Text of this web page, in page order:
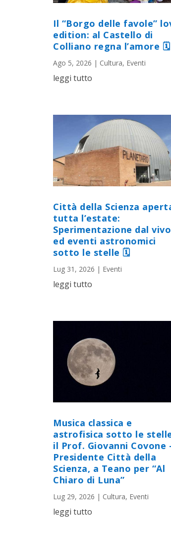
Il “Borgo delle favole”
edition: al Castello di
Colliano regna l’amore 🗓
Ago 5, 2026 | Cultura, Eventi
leggi tutto
Città della Scienza
tutta l’estate:
Sperimentazione dal vivo
ed eventi astronomici
sotto le stelle 🗓
Lug 31, 2026 | Eventi
leggi tutto
Musica classica e
astrofisica sotto le
il Prof. Giovanni Covone
Presidente Città della
Scienza, a Teano per “Al
Chiaro di Luna”
Lug 29, 2026 | Cultura, Eventi
leggi tutto